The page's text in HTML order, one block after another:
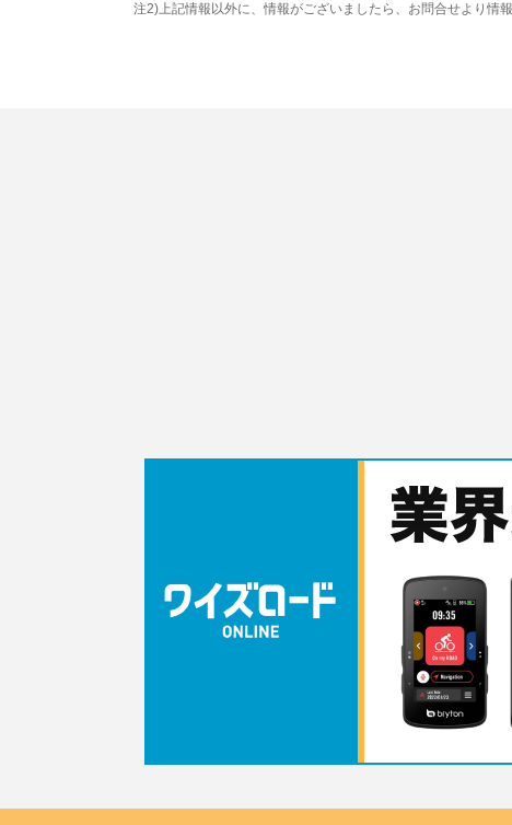
注2)上記情報以外に、情報がございましたら、お問合せより情